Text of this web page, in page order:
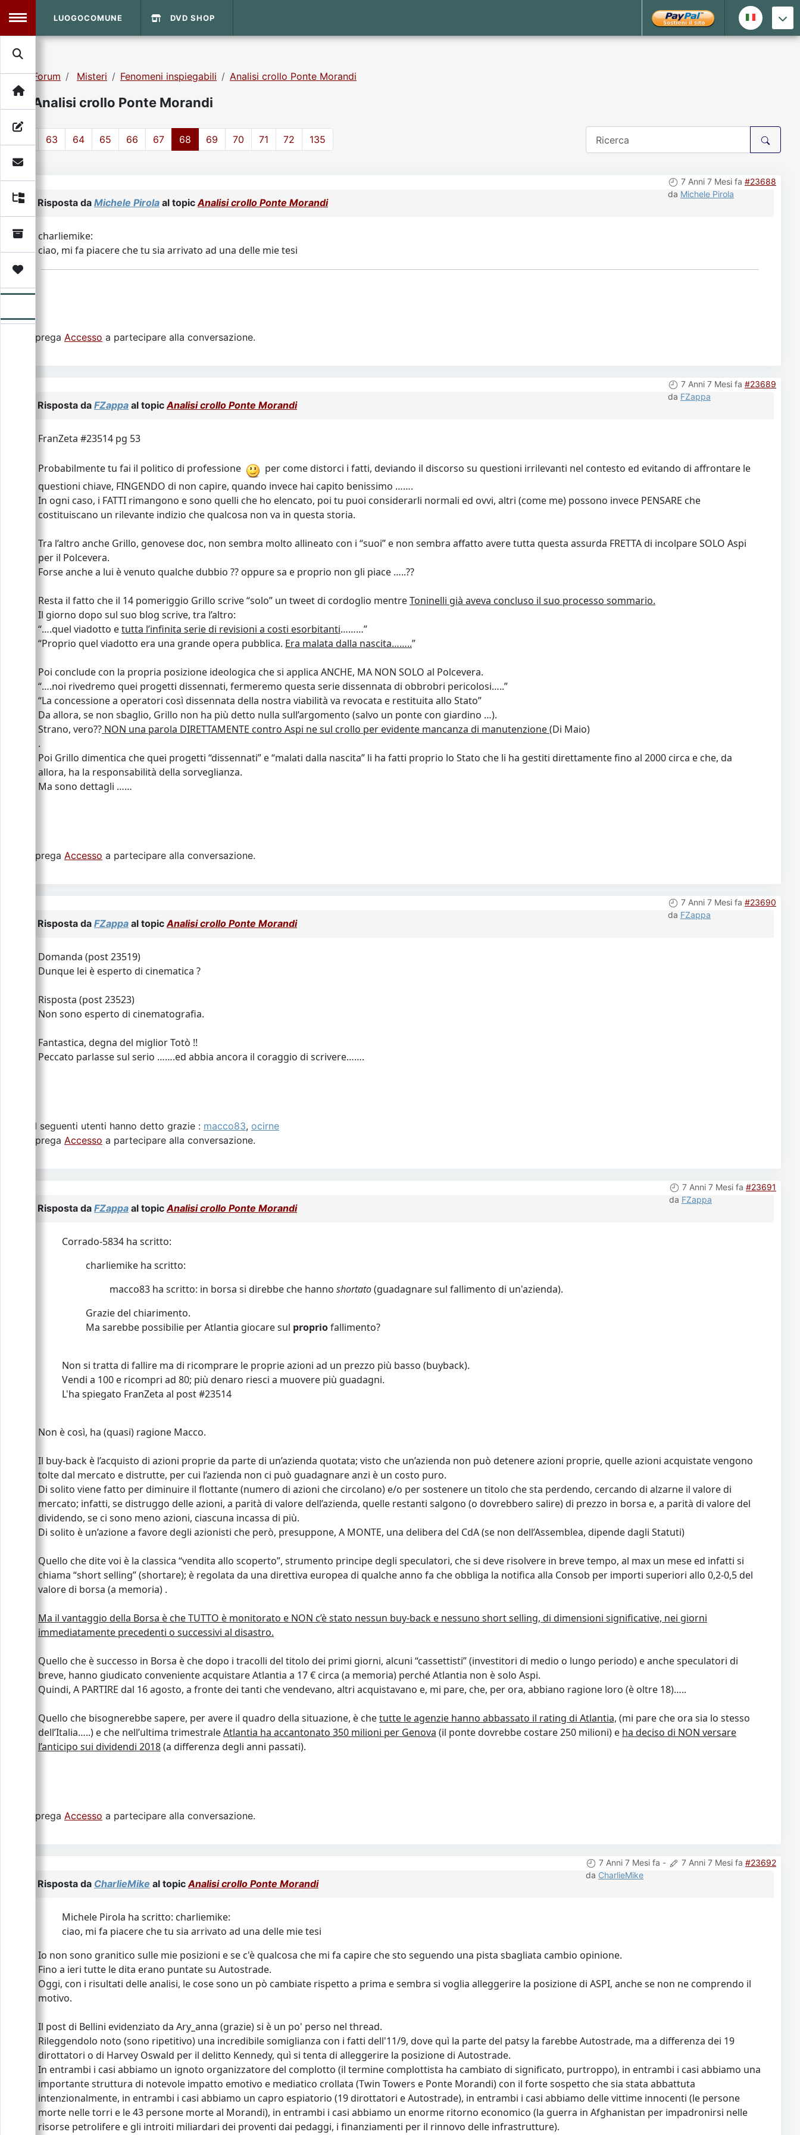
MENU
Search
DVD Shop
Info Sito
Login
Vecchio Sito
Archivio
Video
Forum
Donazione
LUOGOCOMUNE DVD SHOP
Forum Misteri Fenomeni inspiegabili Analisi crollo Ponte Morandi
Analisi crollo Ponte Morandi
63 64 65 66 67 68 69 70 71 72 135
7 Anni 7 Mesi fa #23688
da Michele Pirola
Risposta da Michele Pirola al topicAnalisi crollo Ponte Morandi
charliemike:
ciao, mi fa piacere che tu sia arrivato ad una delle mie tesi
Si prega Accesso a partecipare alla conversazione.
7 Anni 7 Mesi fa #23689
da FZappa
Risposta da FZappa al topicAnalisi crollo Ponte Morandi
FranZeta #23514 pg 53
Probabilmente tu fai il politico di professione
per come distorci i fatti, deviando il discorso su questioni irrilevanti nel contesto ed evitando di affrontare le
questioni chiave, FINGENDO di non capire, quando invece hai capito benissimo …….
In ogni caso, i FATTI rimangono e sono quelli che ho elencato, poi tu puoi considerarli normali ed ovvi, altri (come me) possono invece PENSARE che
costituiscano un rilevante indizio che qualcosa non va in questa storia.
Tra l’altro anche Grillo, genovese doc, non sembra molto allineato con i “suoi” e non sembra affatto avere tutta questa assurda FRETTA di incolpare SOLO Aspi
per il Polcevera.
Forse anche a lui è venuto qualche dubbio ?? oppure sa e proprio non gli piace …..??
Resta il fatto che il 14 pomeriggio Grillo scrive “solo” un tweet di cordoglio mentreToninelli già aveva concluso il suo processo sommario.
Il giorno dopo sul suo blog scrive, tra l’altro:
“….quel viadotto etutta l’infinita serie di revisioni a costi esorbitanti………”
“Proprio quel viadotto era una grande opera pubblica. Era malata dalla nascita……..”
Poi conclude con la propria posizione ideologica che si applica ANCHE, MA NON SOLO al Polcevera.
“….noi rivedremo quei progetti dissennati, fermeremo questa serie dissennata di obbrobri pericolosi…..”
“La concessione a operatori così dissennata della nostra viabilità va revocata e restituita allo Stato”
Da allora, se non sbaglio, Grillo non ha più detto nulla sull’argomento (salvo un ponte con giardino …).
Strano, vero?? NON una parola DIRETTAMENTE contro Aspi ne sul crollo per evidente mancanza di manutenzione (Di Maio)
.
Poi Grillo dimentica che quei progetti “dissennati” e “malati dalla nascita” li ha fatti proprio lo Stato che li ha gestiti direttamente fino al 2000 circa e che, da
allora, ha la responsabilità della sorveglianza.
Ma sono dettagli ……
Si prega Accesso a partecipare alla conversazione.
7 Anni 7 Mesi fa #23690
da FZappa
Risposta da FZappa al topicAnalisi crollo Ponte Morandi
Domanda (post 23519)
Dunque lei è esperto di cinematica ?
Risposta (post 23523)
Non sono esperto di cinematografia.
Fantastica, degna del miglior Totò !!
Peccato parlasse sul serio …….ed abbia ancora il coraggio di scrivere…….
I seguenti utenti hanno detto grazie : macco83, ocirne
Si prega Accesso a partecipare alla conversazione.
7 Anni 7 Mesi fa #23691
da FZappa
Risposta da FZappa al topicAnalisi crollo Ponte Morandi
Corrado-5834 ha scritto:
charliemike ha scritto:
macco83 ha scritto: in borsa si direbbe che hanno shortato(guadagnare sul fallimento di un'azienda).
Grazie del chiarimento.
Ma sarebbe possibilie per Atlantia giocare sul propriofallimento?
Non si tratta di fallire ma di ricomprare le proprie azioni ad un prezzo più basso (buyback).
Vendi a 100 e ricompri ad 80; più denaro riesci a muovere più guadagni.
L'ha spiegato FranZeta al post #23514
Non è così, ha (quasi) ragione Macco.
Il buy-back è l’acquisto di azioni proprie da parte di un’azienda quotata; visto che un’azienda non può detenere azioni proprie, quelle azioni acquistate vengono
tolte dal mercato e distrutte, per cui l’azienda non ci può guadagnare anzi è un costo puro.
Di solito viene fatto per diminuire il flottante (numero di azioni che circolano) e/o per sostenere un titolo che sta perdendo, cercando di alzarne il valore di
mercato; infatti, se distruggo delle azioni, a parità di valore dell’azienda, quelle restanti salgono (o dovrebbero salire) di prezzo in borsa e, a parità di valore del
dividendo, se ci sono meno azioni, ciascuna incassa di più.
Di solito è un’azione a favore degli azionisti che però, presuppone, A MONTE, una delibera del CdA (se non dell’Assemblea, dipende dagli Statuti)
Quello che dite voi è la classica “vendita allo scoperto”, strumento principe degli speculatori, che si deve risolvere in breve tempo, al max un mese ed infatti si
chiama “short selling” (shortare); è regolata da una direttiva europea di qualche anno fa che obbliga la notifica alla Consob per importi superiori allo 0,2-0,5 del
valore di borsa (a memoria) .
Ma il vantaggio della Borsa è che TUTTO è monitorato e NON c’è stato nessun buy-back e nessuno short selling, di dimensioni significative, nei giorni
immediatamente precedenti o successivi al disastro.
Quello che è successo in Borsa è che dopo i tracolli del titolo dei primi giorni, alcuni “cassettisti” (investitori di medio o lungo periodo) e anche speculatori di
breve, hanno giudicato conveniente acquistare Atlantia a 17 € circa (a memoria) perché Atlantia non è solo Aspi.
Quindi, A PARTIRE dal 16 agosto, a fronte dei tanti che vendevano, altri acquistavano e, mi pare, che, per ora, abbiano ragione loro (è oltre 18)…..
Quello che bisognerebbe sapere, per avere il quadro della situazione, è chetutte le agenzie hanno abbassato il rating di Atlantia, (mi pare che ora sia lo stesso
dell’Italia…..) e che nell’ultima trimestraleAtlantia ha accantonato 350 milioni per Genova (il ponte dovrebbe costare 250 milioni) e ha deciso di NON versare
l’anticipo sui dividendi 2018(a differenza degli anni passati).
Si prega Accesso a partecipare alla conversazione.
7 Anni 7 Mesi fa - 7 Anni 7 Mesi fa #23692
da CharlieMike
Risposta da CharlieMike al topicAnalisi crollo Ponte Morandi
Michele Pirola ha scritto: charliemike:
ciao, mi fa piacere che tu sia arrivato ad una delle mie tesi
Io non sono granitico sulle mie posizioni e se c'è qualcosa che mi fa capire che sto seguendo una pista sbagliata cambio opinione.
Fino a ieri tutte le dita erano puntate su Autostrade.
Oggi, con i risultati delle analisi, le cose sono un pò cambiate rispetto a prima e sembra si voglia alleggerire la posizione di ASPI, anche se non ne comprendo il
motivo.
Il post di Bellini evidenziato da Ary_anna (grazie) si è un po' perso nel thread.
Rileggendolo noto (sono ripetitivo) una incredibile somiglianza con i fatti dell'11/9, dove quì la parte del patsy la farebbe Autostrade, ma a differenza dei 19
dirottatori o di Harvey Oswald per il delitto Kennedy, quì si tenta di alleggerire la posizione di Autostrade.
In entrambi i casi abbiamo un ignoto organizzatore del complotto (il termine complottista ha cambiato di significato, purtroppo), in entrambi i casi abbiamo una
importante struttura di notevole impatto emotivo e mediatico crollata (Twin Towers e Ponte Morandi) con il forte sospetto che sia stata abbattuta
intenzionalmente, in entrambi i casi abbiamo un capro espiatorio (19 dirottatori e Autostrade), in entrambi i casi abbiamo delle vittime innocenti (le persone
morte nelle torri e le 43 persone morte al Morandi), in entrambi i casi abbiamo un enorme ritorno economico (la guerra in Afghanistan per impadronirsi nelle
risorse petrolifere e gli introiti miliardari dei proventi dai pedaggi, i finanziamenti per il rinnovo delle infrastrutture).